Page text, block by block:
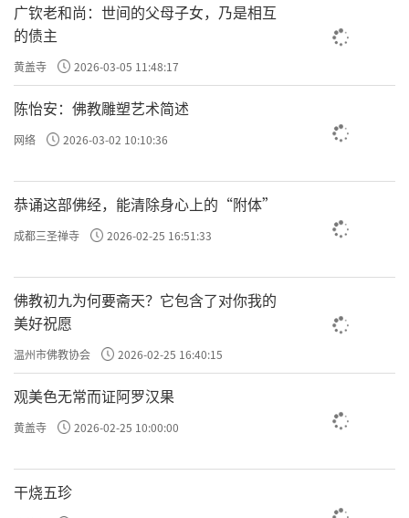
广钦老和尚：世间的父母子女，乃是相互
的债主
黄盖寺 2026-03-05 11:48:17
陈怡安：佛教雕塑艺术简述
网络 2026-03-02 10:10:36
恭诵这部佛经，能清除身心上的“附体”
成都三圣禅寺 2026-02-25 16:51:33
佛教初九为何要斋天？它包含了对你我的
美好祝愿
温州市佛教协会 2026-02-25 16:40:15
观美色无常而证阿罗汉果
黄盖寺 2026-02-25 10:00:00
干烧五珍